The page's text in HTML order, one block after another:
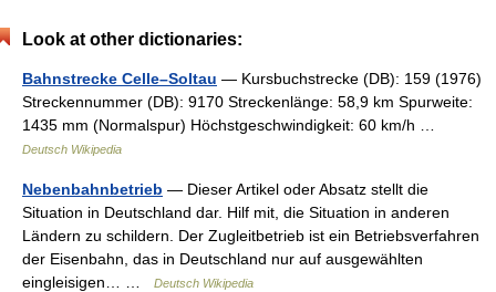
Look at other dictionaries:
Bahnstrecke Celle–Soltau — Kursbuchstrecke (DB): 159 (1976)
Streckennummer (DB): 9170 Streckenlänge: 58,9 km Spurweite:
1435 mm (Normalspur) Höchstgeschwindigkeit: 60 km/h …
Deutsch Wikipedia
Nebenbahnbetrieb — Dieser Artikel oder Absatz stellt die
Situation in Deutschland dar. Hilf mit, die Situation in anderen
Ländern zu schildern. Der Zugleitbetrieb ist ein Betriebsverfahren
der Eisenbahn, das in Deutschland nur auf ausgewählten
eingleisigen… …
Deutsch Wikipedia